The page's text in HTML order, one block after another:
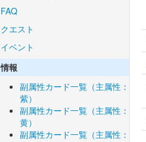
FAQ
クエスト
イベント
情報
副属性カード一覧（主属性：
紫）
副属性カード一覧（主属性：
黄）
副属性カード一覧（主属性：